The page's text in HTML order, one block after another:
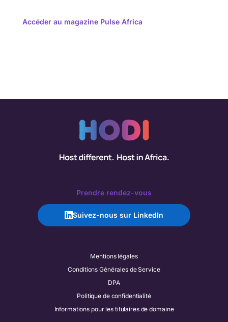
Accéder au magazine Pulse Africa
Prendre rendez-vous
Suivez-nous sur LinkedIn
Mentions légales
Conditions Générales de Service
DPA
Politique de confidentialité
Informations pour les titulaires de domaine